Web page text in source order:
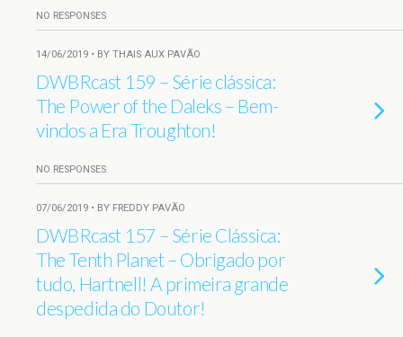
NO RESPONSES
14/06/2019 • BY THAIS AUX PAVÃO
DWBRcast 159 – Série clássica:
The Power of the Daleks – Bem-
vindos a Era Troughton!
NO RESPONSES
07/06/2019 • BY FREDDY PAVÃO
DWBRcast 157 – Série Clássica:
The Tenth Planet – Obrigado por
tudo, Hartnell! A primeira grande
despedida do Doutor!